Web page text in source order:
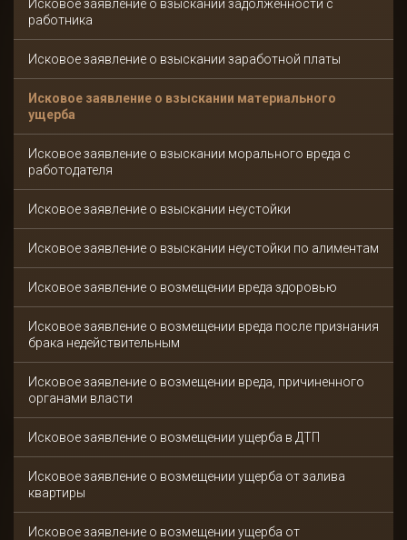
Исковое заявление о взыскании задолженности с
работника
Исковое заявление о взыскании заработной платы
Исковое заявление о взыскании материального
ущерба
Исковое заявление о взыскании морального вреда с
работодателя
Исковое заявление о взыскании неустойки
Исковое заявление о взыскании неустойки по алиментам
Исковое заявление о возмещении вреда здоровью
Исковое заявление о возмещении вреда после признания
брака недействительным
Исковое заявление о возмещении вреда, причиненного
органами власти
Исковое заявление о возмещении ущерба в ДТП
Исковое заявление о возмещении ущерба от залива
квартиры
Исковое заявление о возмещении ущерба от